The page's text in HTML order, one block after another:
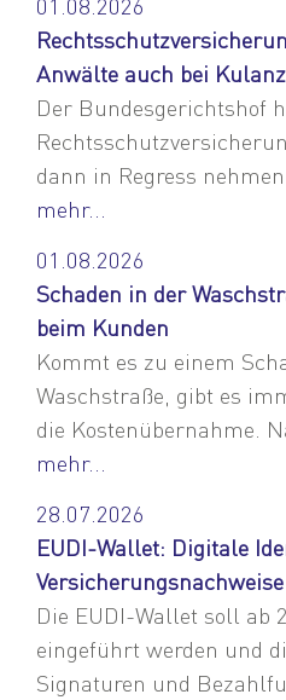
Anwälte auch bei
Der Bundesgerichtshof
dann in Regress nehmen
mehr...
01.08.2026
Schaden in der
beim Kunden
Kommt es zu einem
Waschstraße, gibt es
die Kostenübernahme.
mehr...
28.07.2026
EUDI-Wallet: Digitale
Die EUDI-Wallet soll ab
eingeführt werden und
Signaturen und